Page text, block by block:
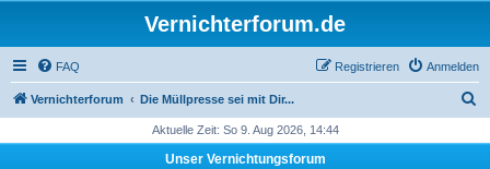
Vernichterforum.de
FAQ Anmelden
Registrieren
Vernichterforum Die Müllpresse sei mit Dir...
Aktuelle Zeit: So 9. Aug 2026, 14:44
Unser Vernichtungsforum